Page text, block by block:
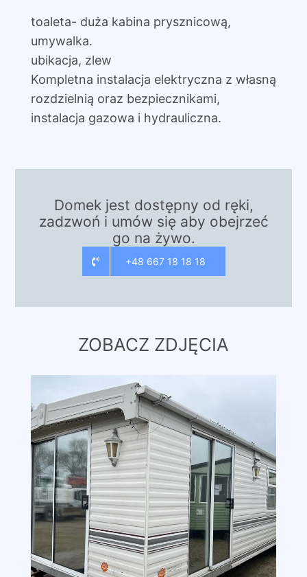
toaleta- duża kabina prysznicową,
umywalka.
ubikacja, zlew
Kompletna instalacja elektryczna z własną
rozdzielnią oraz bezpiecznikami,
instalacja gazowa i hydrauliczna.
Domek jest dostępny od ręki,
zadzwoń i umów się aby obejrzeć
go na żywo.
+48 667 18 18 18
ZOBACZ ZDJĘCIA